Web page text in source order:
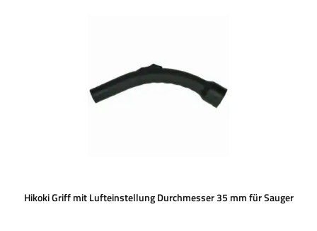
Hikoki Griff mit Lufteinstellung Durchmesser 35 mm für Sauger